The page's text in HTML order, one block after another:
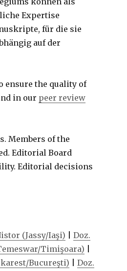
Expertise
für die sie
auf der
ensure the quality of
in our peer review
Members of the
Editorial Board
Editorial decisions
(Jassy/Iaşi)
Doz.
Timişoara)
Bucureşti)
Doz.